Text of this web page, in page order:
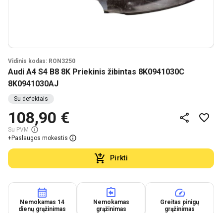
Vidinis kodas: RON3250
Audi A4 S4 B8 8K Priekinis žibintas 8K0941030C
8K0941030AJ
Su defektais
108,90 €
Su PVM
+Paslaugos mokestis
Pirkti
Nemokamas 14
dienų grąžinimas
Nemokamas
grąžinimas
Greitas pinigų
grąžinimas